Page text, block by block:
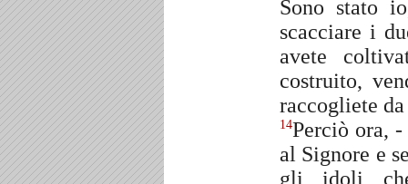
Sono stato
scacciare i
avete
costruito,
raccogliete
14Perciò ora,
al Signore e
gli idoli